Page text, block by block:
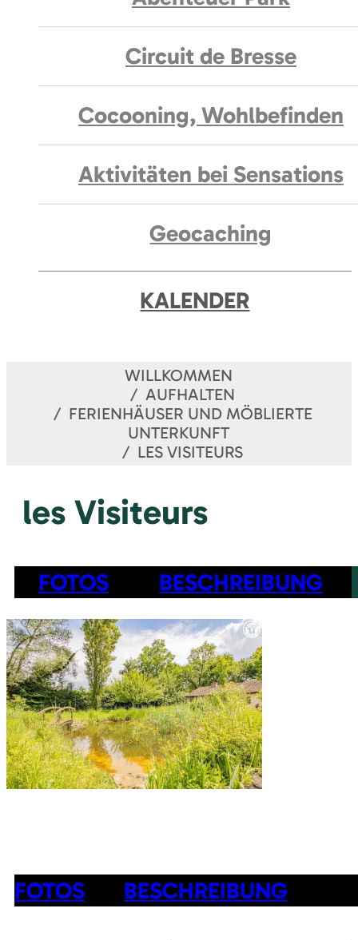
Circuit de Bresse
Cocooning, Wohlbefinden
Aktivitäten bei Sensations
Geocaching
KALENDER
WILLKOMMEN
AUFHALTEN
FERIENHÄUSER UND MÖBLIERTE
UNTERKUNFT
LES VISITEURS
les Visiteurs
FOTOS BESCHREIBUNG
FOTOS BESCHREIBUNG